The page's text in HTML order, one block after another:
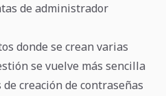
de administrador
donde se crean varias
se vuelve más sencilla
creación de contraseñas